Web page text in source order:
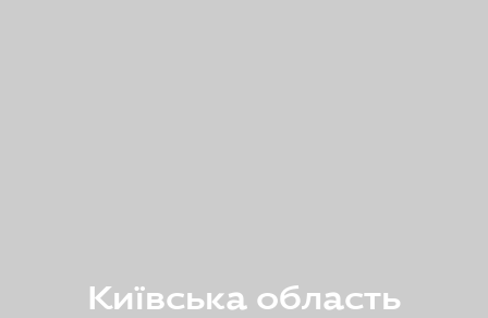
Київська область